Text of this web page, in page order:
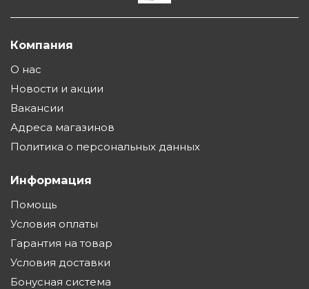
Компания
О нас
Новости и акции
Вакансии
Адреса магазинов
Политика о персональных данных
Информация
Помощь
Условия оплаты
Гарантия на товар
Условия доставки
Бонусная система